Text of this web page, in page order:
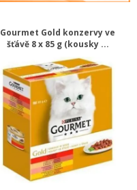
Gourmet Gold konzervy ve
šťávě 8 x 85 g (kousky ...